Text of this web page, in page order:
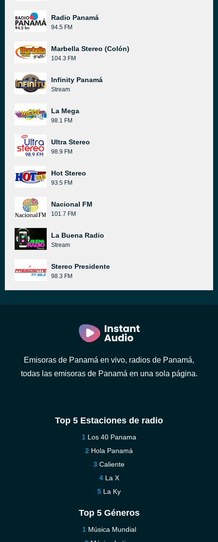
Radio Panamá
94.5 FM
Marbella Stereo (Colón)
104.3 FM
Infinity Panamá
Stream
La Mega
98.1 FM
Ultra Stereo
98.9 FM
Hot Stereo
93.5 FM
Nacional FM
101.7 FM
La Buena Radio
Stream
Stereo Presidente
98.3 FM
Emisoras de Panamá en vivo, radios de Panamá,
todas las emisoras de Panamá en una sola página.
Top 5 Estaciones de radio
Los 40 Panama
Hola Panamá
Caliente
La X
La Ky
Top 5 Géneros
Música Mundial